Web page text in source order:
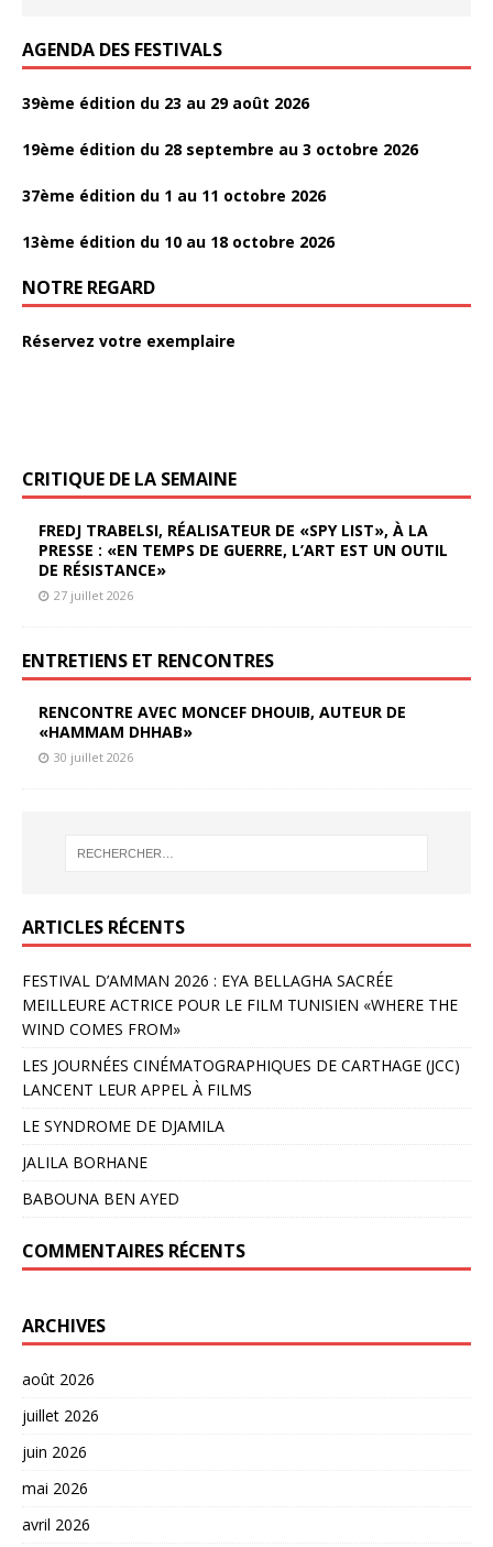
AGENDA DES FESTIVALS
39ème édition du 23 au 29 août 2026
19ème édition du 28 septembre au 3 octobre 2026
37ème édition du 1 au 11 octobre 2026
13ème édition du 10 au 18 octobre 2026
NOTRE REGARD
Réservez votre exemplaire
CRITIQUE DE LA SEMAINE
FREDJ TRABELSI, RÉALISATEUR DE «SPY LIST», À LA
PRESSE : «EN TEMPS DE GUERRE, L’ART EST UN OUTIL
DE RÉSISTANCE»
27 juillet 2026
ENTRETIENS ET RENCONTRES
RENCONTRE AVEC MONCEF DHOUIB, AUTEUR DE
«HAMMAM DHHAB»
30 juillet 2026
ARTICLES RÉCENTS
FESTIVAL D’AMMAN 2026 : EYA BELLAGHA SACRÉE
MEILLEURE ACTRICE POUR LE FILM TUNISIEN «WHERE THE
WIND COMES FROM»
LES JOURNÉES CINÉMATOGRAPHIQUES DE CARTHAGE (JCC)
LANCENT LEUR APPEL À FILMS
LE SYNDROME DE DJAMILA
JALILA BORHANE
BABOUNA BEN AYED
COMMENTAIRES RÉCENTS
ARCHIVES
août 2026
juillet 2026
juin 2026
mai 2026
avril 2026